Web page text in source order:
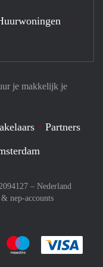
je makkelijk je
Partners
– Nederland
& nep-accounts
af met Paypal
Je rekent gemakkelijk af met
Je rekent